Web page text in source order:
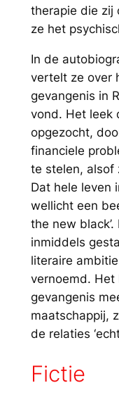
therapie die zij
ze het
In de
vertelt ze over
gevangenis in
vond. Het leek
opgezocht,
financiele
te stelen, alsof
Dat hele leven
wellicht een
the new
inmiddels
literaire
vernoemd. Het
gevangenis
maatschappij,
de relaties
Fictie